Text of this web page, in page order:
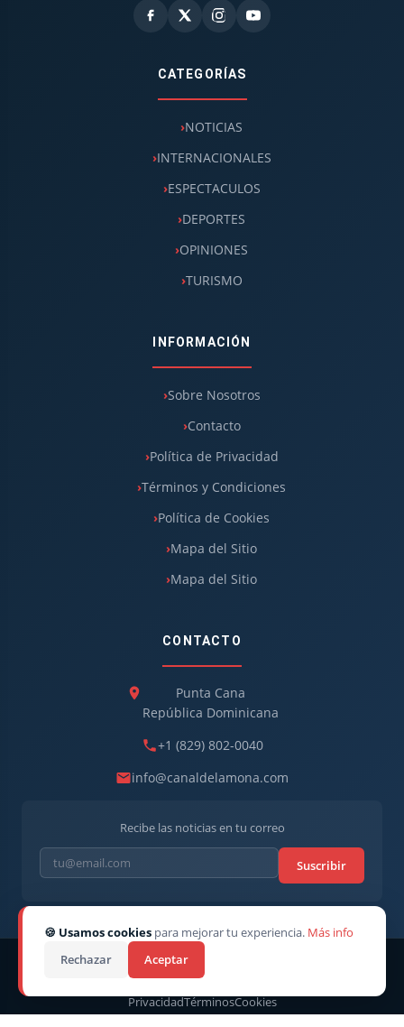
CATEGORÍAS
NOTICIAS
INTERNACIONALES
ESPECTACULOS
DEPORTES
OPINIONES
TURISMO
INFORMACIÓN
Sobre Nosotros
Contacto
Política de Privacidad
Términos y Condiciones
Política de Cookies
Mapa del Sitio
Mapa del Sitio
CONTACTO
Punta Cana
República Dominicana
+1 (829) 802-0040
info@canaldelamona.com
Recibe las noticias en tu correo
Suscribir
© 2026CanaldelaMona. Todos los derechos reservados. · Director
PrivacidadTérminosCookies
🍪 Usamos cookies para mejorar tu experiencia. Más info
Rechazar
Aceptar